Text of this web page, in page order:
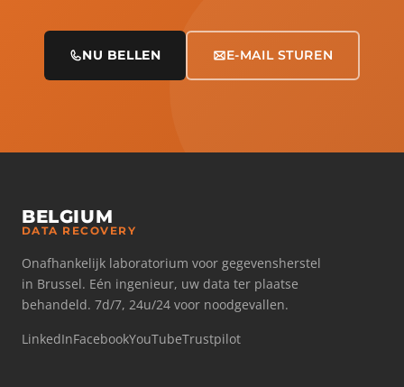
NU BELLEN E-MAIL STUREN
BELGIUM
DATA RECOVERY
Onafhankelijk laboratorium voor gegevensherstel
in Brussel. Eén ingenieur, uw data ter plaatse
behandeld. 7d/7, 24u/24 voor noodgevallen.
LinkedInFacebookYouTubeTrustpilot